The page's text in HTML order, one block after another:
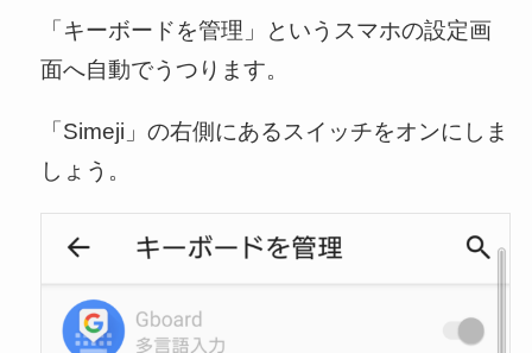
「キーボードを管理」というスマホの設定画
面へ自動でうつります。
「Simeji」の右側にあるスイッチをオンにしま
しょう。